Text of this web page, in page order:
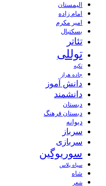
الیمستان
امام زاده
امیر مکرم
بسکتبال
تئاتر
توللی
تکیه
جاده هراز
دانش آموز
دانشمند
دبستان
دبستان فرهنگ
دیوانه
سرباز
سربازی
سوریوگین
سیاه پلاس
شاه
شعر